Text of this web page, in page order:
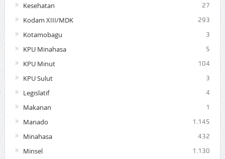
Kesehatan 27
Kodam XIII/MDK 293
Kotamobagu 3
KPU Minahasa 5
KPU Minut 104
KPU Sulut 3
Legislatif 4
Makanan 1
Manado 1.145
Minahasa 432
Minsel 1.130